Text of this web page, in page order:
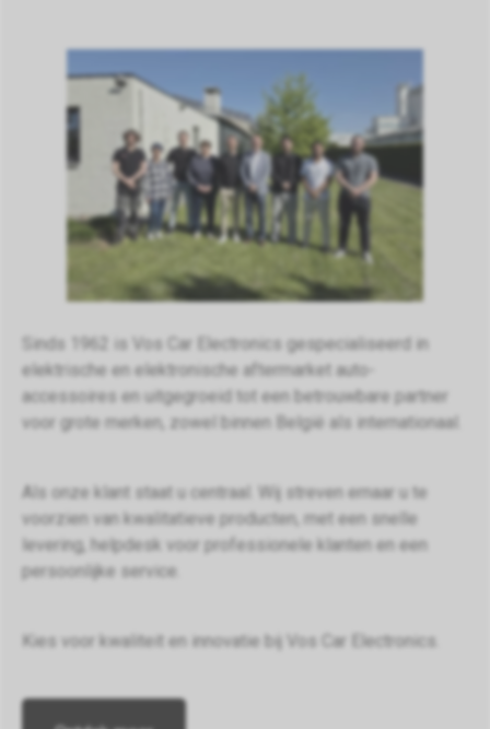
Sinds 1962 is Vos Car Electronics gespecialiseerd in
elektrische en elektronische aftermarket auto-
accessoires en uitgegroeid tot een betrouwbare partner
voor grote merken, zowel binnen België als internationaal.
Als onze klant staat u centraal. Wij streven ernaar u te
voorzien van kwalitatieve producten, met een snelle
levering, helpdesk voor professionele klanten en een
persoonlijke service.
Kies voor kwaliteit en innovatie bij Vos Car Electronics.